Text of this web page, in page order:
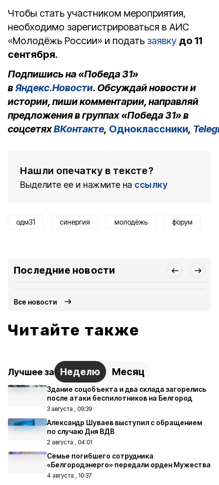
Чтобы стать участником мероприятия,
необходимо зарегистрироваться в АИС
«Молодёжь России» и подать заявку до 11
сентября.
Подпишись на «Победа 31»
вЯндекс.Новости. Обсуждай новости и
истории, пиши комментарии, направляй
предложения в группах «Победа 31» в
соцсетяхВКонтакте, Одноклассники,
Нашли опечатку в тексте?
Выделите ее и нажмите на ссылку
одм31 синергия молодёжь форум
Последние новости
Все новости
Читайте также
Лучшее за Неделю Месяц
Здание соцобъекта и два склада загорелись
после атаки беспилотников на Белгород
3 августа , 09:39
Александр Шуваев выступил с обращением
по случаю Дня ВДВ
2 августа , 04:01
Семье погибшего сотрудника
«Белгородэнерго» передали орден Мужества
4 августа , 10:37